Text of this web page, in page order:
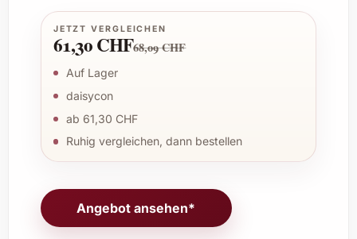
JETZT VERGLEICHEN
61,30 CHF68,09 CHF
Auf Lager
daisycon
ab 61,30 CHF
Ruhig vergleichen, dann bestellen
Angebot ansehen*